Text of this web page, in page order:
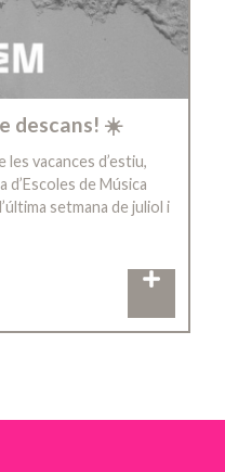
descans! ☀️
vacances d’estiu,
d’Escoles de Música
setmana de juliol i